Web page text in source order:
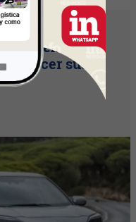
en
crecer sus